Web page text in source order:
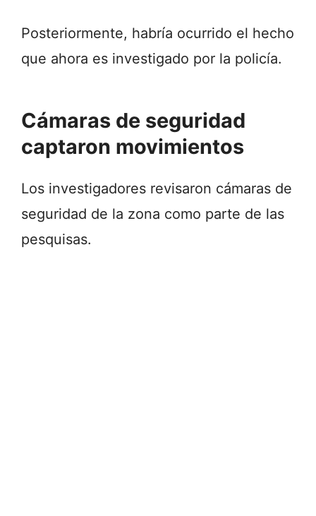
Posteriormente, habría ocurrido el hecho
que ahora es investigado por la policía.
Cámaras de seguridad
captaron movimientos
Los investigadores revisaron cámaras de
seguridad de la zona como parte de las
pesquisas.